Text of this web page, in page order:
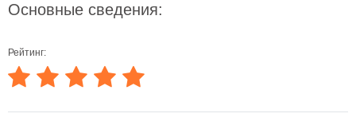
Основные сведения:
Рейтинг: